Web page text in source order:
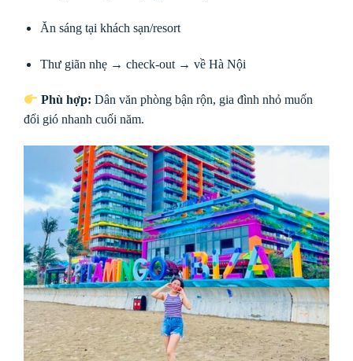
Ăn sáng tại khách sạn/resort
Thư giãn nhẹ → check-out → về Hà Nội
Phù hợp: Dân văn phòng bận rộn, gia đình nhỏ muốn
đổi gió nhanh cuối năm.